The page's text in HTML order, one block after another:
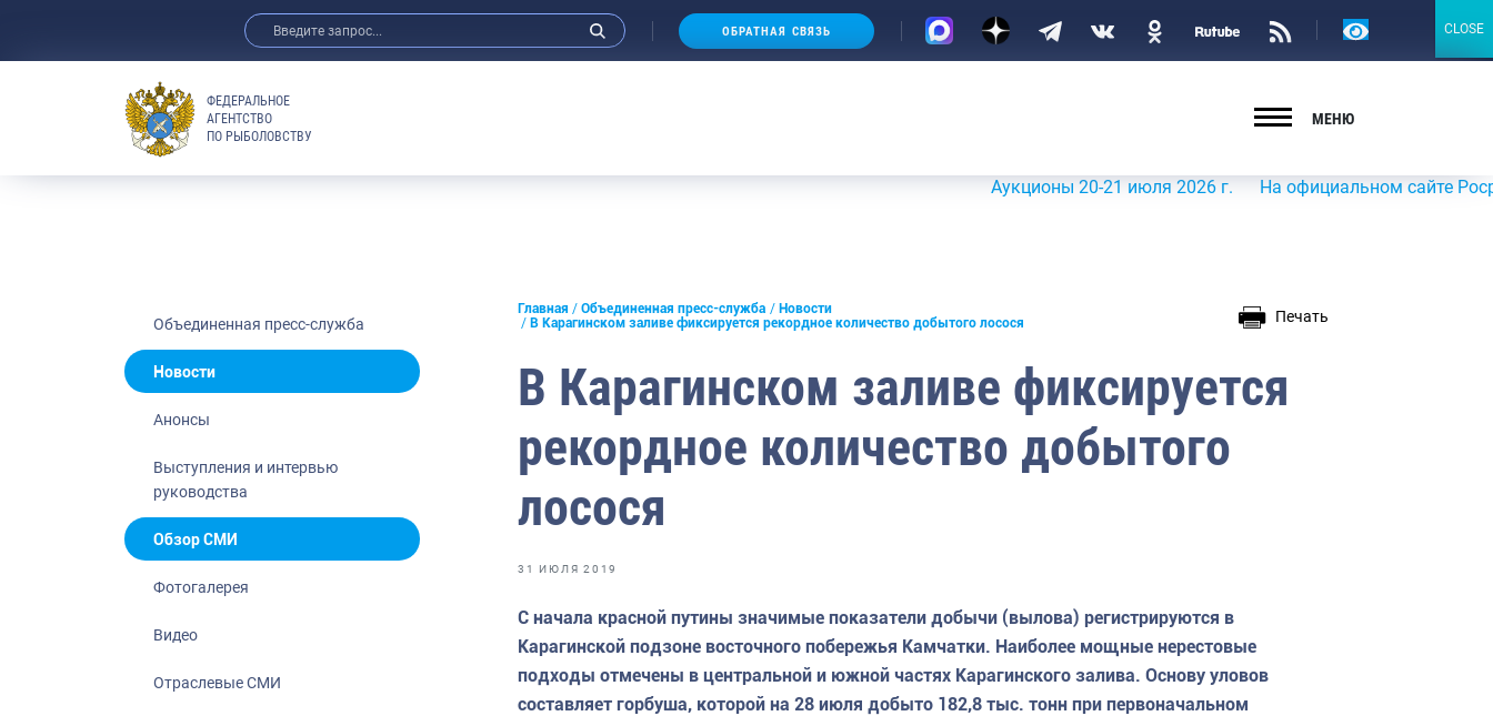
Анонсы
Отраслевые СМИ
Выставки и конференции
Рыбоохрана России
Отрасль в цифрах
Инфографика
Большая африканская экспедиция
ОБРАТНАЯ СВЯЗЬ
Версия
ФЕДЕРАЛЬНОЕ
АГЕНТСТВО
ПО РЫБОЛОВСТВУ
МЕНЮ
Аукционы 20-21 июля 2026 г. На официальном сайте
Объединенная пресс-служба
Новости
Анонсы
Выступления и интервью
руководства
Обзор СМИ
Фотогалерея
Видео
Отраслевые СМИ
Главная Объединенная пресс-служба
Новости
В Карагинском заливе фиксируется рекордное количество добытого лосося
Печать
В Карагинском заливе фиксируется
рекордное количество добытого
лосося
31 ИЮЛЯ 2019
С начала красной путины значимые показатели добычи (вылова) регистрируются в
Карагинской подзоне восточного побережья Камчатки. Наиболее мощные нерестовые
подходы отмечены в центральной и южной частях Карагинского залива. Основу уловов
составляет горбуша, которой на 28 июля добыто 182,8 тыс. тонн при первоначальном
CLOSE
CLOSE